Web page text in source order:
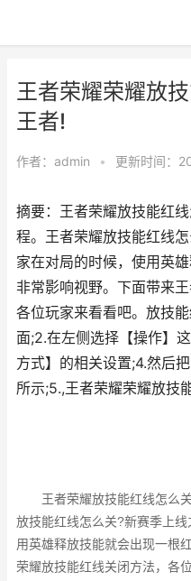
王者荣耀荣耀放
王者!
作者： admin • 更新时间：
摘要：王者荣耀放技能红
程。王者荣耀放技能红线
家在对局的时候，使用英
非常影响视野。下面带来
各位玩家来看看吧。放技
面;2.在左侧选择【操作】
方式】的相关设置;4.然后
所示;5.,王者荣耀荣耀放技
王者荣耀放技能红线怎么
放技能红线怎么关?新赛季上
用英雄释放技能就会出现一根
荣耀放技能红线关闭方法，各